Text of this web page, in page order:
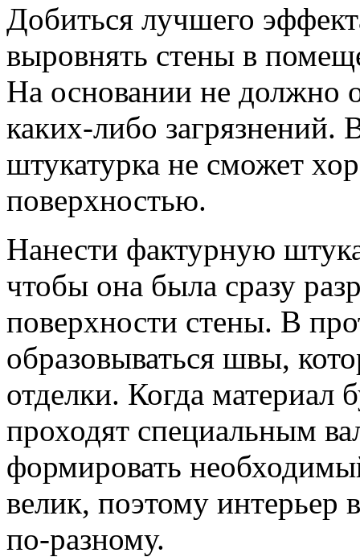
Добиться лучшего
выровнять стены в
На основании не должно
каких-либо загрязнений.
штукатурка не сможет
поверхностью.
Нанести фактурную
чтобы она была сразу
поверхности стены. В
образовываться швы,
отделки. Когда материал
проходят специальным
формировать
велик, поэтому интерьер
по-разному.